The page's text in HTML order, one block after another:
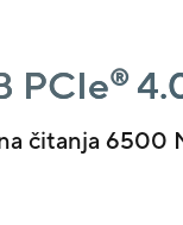
PCIe®
čitanja 6500